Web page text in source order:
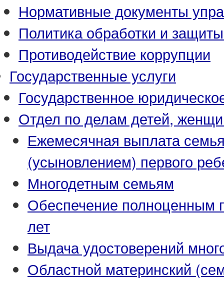
Нормативные документы
Политика обработки и
Противодействие коррупции
Государственные услуги
Государственное
Отдел по делам детей,
Ежемесячная выплата
(усыновлением) первого
Многодетным семьям
Обеспечение полноценным
лет
Выдача удостоверений
Областной материнский